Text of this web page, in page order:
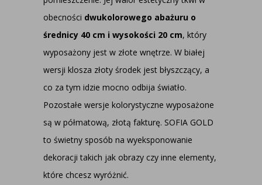
obecności dwukolorowego abażuru o
średnicy 40 cm i wysokości 20 cm, który
wyposażony jest w złote wnętrze. W białej
wersji klosza złoty środek jest błyszczący, a
co za tym idzie mocno odbija światło.
Pozostałe wersje kolorystyczne wyposażone
są w półmatową, złotą fakturę. SOFIA GOLD
to świetny sposób na wyeksponowanie
dekoracji takich jak obrazy czy inne elementy,
które chcesz wyróżnić.